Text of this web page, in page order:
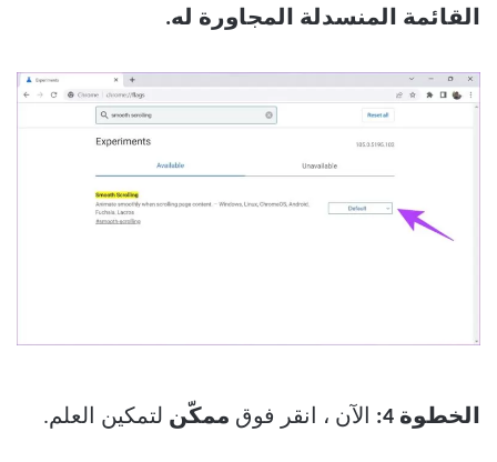
القائمة المنسدلة المجاورة له.
الخطوة 4: الآن ، انقر فوق ممكّن لتمكين العلم.